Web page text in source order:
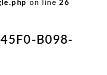
on line26
B098-